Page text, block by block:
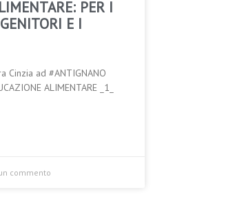
PER I
E I
Cinzia ad #ANTIGNANO
ALIMENTARE _1_
commento